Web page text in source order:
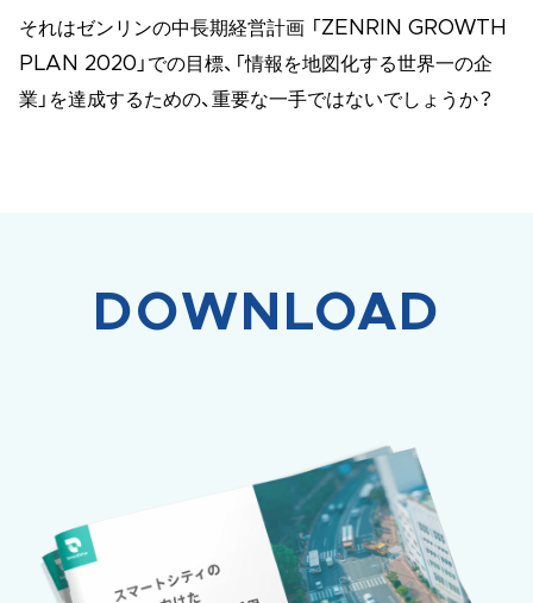
それはゼンリンの中長期経営計画 「ZENRIN GROWTH
PLAN 2020」での目標、「情報を地図化する世界一の企
業」を達成するための、重要な一手ではないでしょうか？
DOWNLOAD